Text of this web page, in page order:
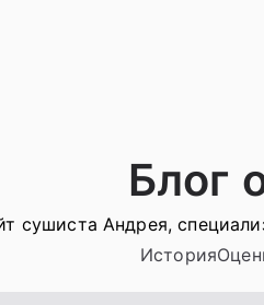
Блог
сушиста Андрея,
История